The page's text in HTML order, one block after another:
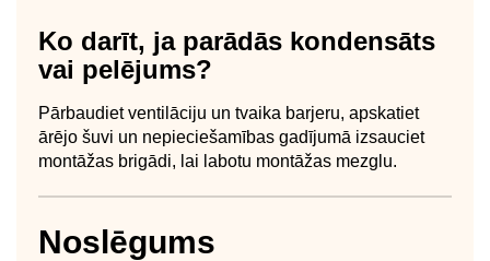
Ko darīt, ja parādās kondensāts
vai pelējums?
Pārbaudiet ventilāciju un tvaika barjeru, apskatiet
ārējo šuvi un nepieciešamības gadījumā izsauciet
montāžas brigādi, lai labotu montāžas mezglu.
Noslēgums